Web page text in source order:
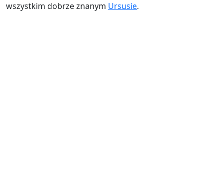
wszystkim dobrze znanym Ursusie.